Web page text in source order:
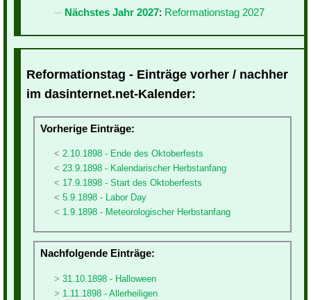
Nächstes Jahr 2027: Reformationstag 2027
Reformationstag - Einträge vorher / nachher
im dasinternet.net-Kalender:
Vorherige Einträge:
2.10.1898 - Ende des Oktoberfests
23.9.1898 - Kalendarischer Herbstanfang
17.9.1898 - Start des Oktoberfests
5.9.1898 - Labor Day
1.9.1898 - Meteorologischer Herbstanfang
Nachfolgende Einträge:
31.10.1898 - Halloween
1.11.1898 - Allerheiligen